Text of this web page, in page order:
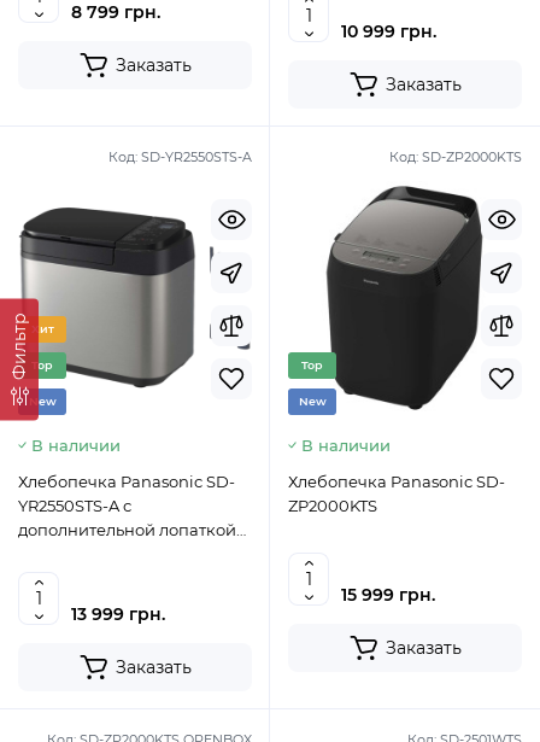
Фильтр
8 799 грн.
Заказать
10 999 грн.
Заказать
Код: SD-YR2550STS-A
Хит
Top
New
В наличии
Хлебопечка Panasonic SD-
YR2550STS-A с
дополнительной лопаткой
13 999 грн.
Заказать
Код: SD-ZP2000KTS
Top
New
В наличии
Хлебопечка Panasonic SD-
ZP2000KTS
15 999 грн.
Заказать